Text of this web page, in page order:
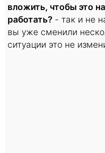
вложить, чтобы это
работать? - так и не
вы уже сменили
ситуации это не